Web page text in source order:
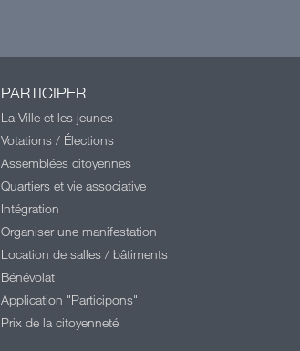
PARTICIPER
La Ville et les jeunes
Votations / Élections
Assemblées citoyennes
Quartiers et vie associative
Intégration
Organiser une manifestation
Location de salles / bâtiments
Bénévolat
Application "Participons"
Prix de la citoyenneté